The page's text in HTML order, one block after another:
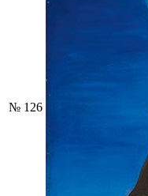
№ 126